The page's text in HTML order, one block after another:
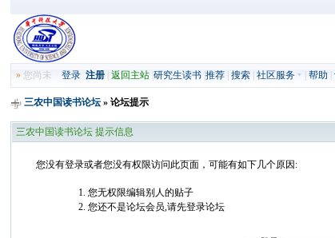
» 您尚未登录 注册 |返回主站 |研究生读书 |推荐 |搜索 |社区服务 |帮助 |
三农中国读书论坛 » 论坛提示
三农中国读书论坛 提示信息
您没有登录或者您没有权限访问此页面，可能有如下几个原因:
您无权限编辑别人的贴子
您还不是论坛会员,请先登录论坛